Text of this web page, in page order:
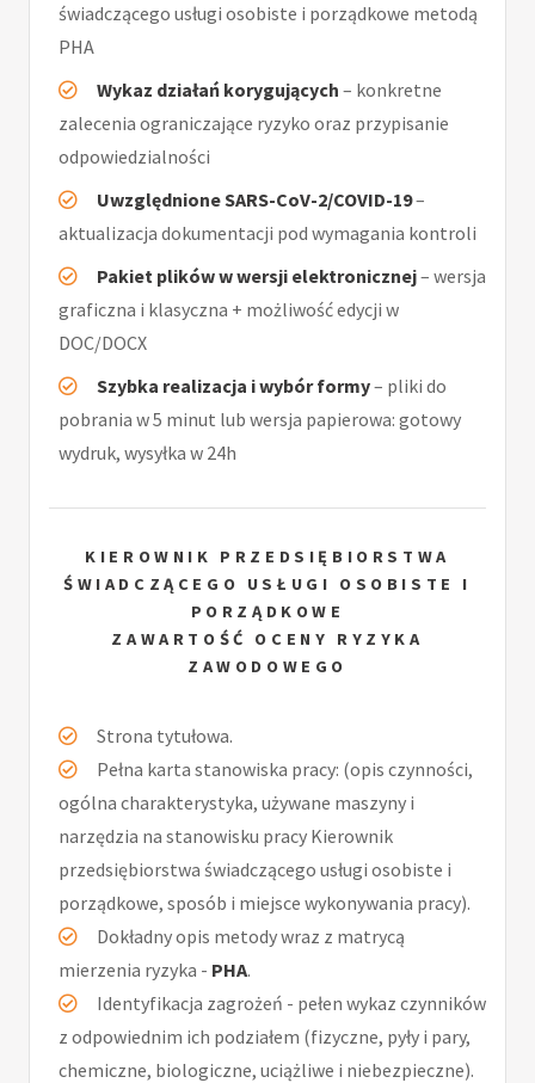
świadczącego usługi osobiste i porządkowe metodą
PHA
Wykaz działań korygujących – konkretne
zalecenia ograniczające ryzyko oraz przypisanie
odpowiedzialności
Uwzględnione SARS-CoV-2/COVID-19–
aktualizacja dokumentacji pod wymagania kontroli
Pakiet plików w wersji elektronicznej– wersja
graficzna i klasyczna + możliwość edycji w
DOC/DOCX
Szybka realizacja i wybór formy– pliki do
pobrania w 5 minut lub wersja papierowa: gotowy
wydruk, wysyłka w 24h
KIEROWNIK PRZEDSIĘBIORSTWA
ŚWIADCZĄCEGO USŁUGI OSOBISTE I
PORZĄDKOWE
ZAWARTOŚĆ OCENY RYZYKA
ZAWODOWEGO
Strona tytułowa.
Pełna karta stanowiska pracy: (opis czynności,
ogólna charakterystyka, używane maszyny i
narzędzia na stanowisku pracy Kierownik
przedsiębiorstwa świadczącego usługi osobiste i
porządkowe, sposób i miejsce wykonywania pracy).
Dokładny opis metody wraz z matrycą
mierzenia ryzyka - PHA.
Identyfikacja zagrożeń - pełen wykaz czynników
z odpowiednim ich podziałem (fizyczne, pyły i pary,
chemiczne, biologiczne, uciążliwe i niebezpieczne).